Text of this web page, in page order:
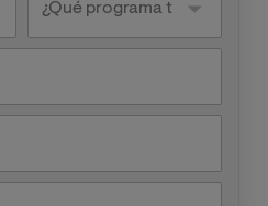
programa
te